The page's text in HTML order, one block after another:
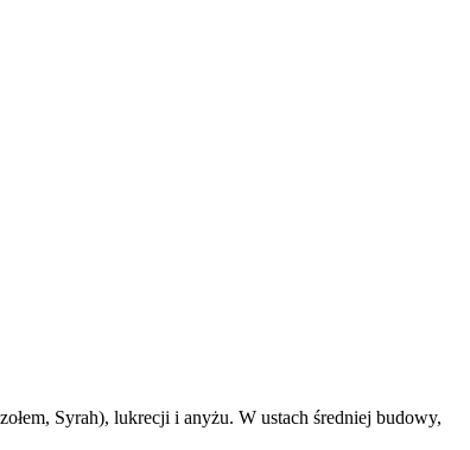
Syrah), lukrecji i anyżu. W ustach średniej budowy,